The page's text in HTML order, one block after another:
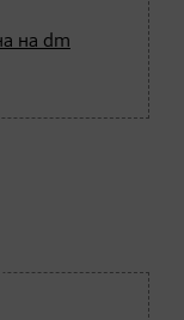
на dm